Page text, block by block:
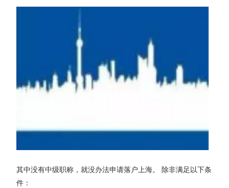
其中没有中级职称，就没办法申请落户上海。 除非满足以下条
件：